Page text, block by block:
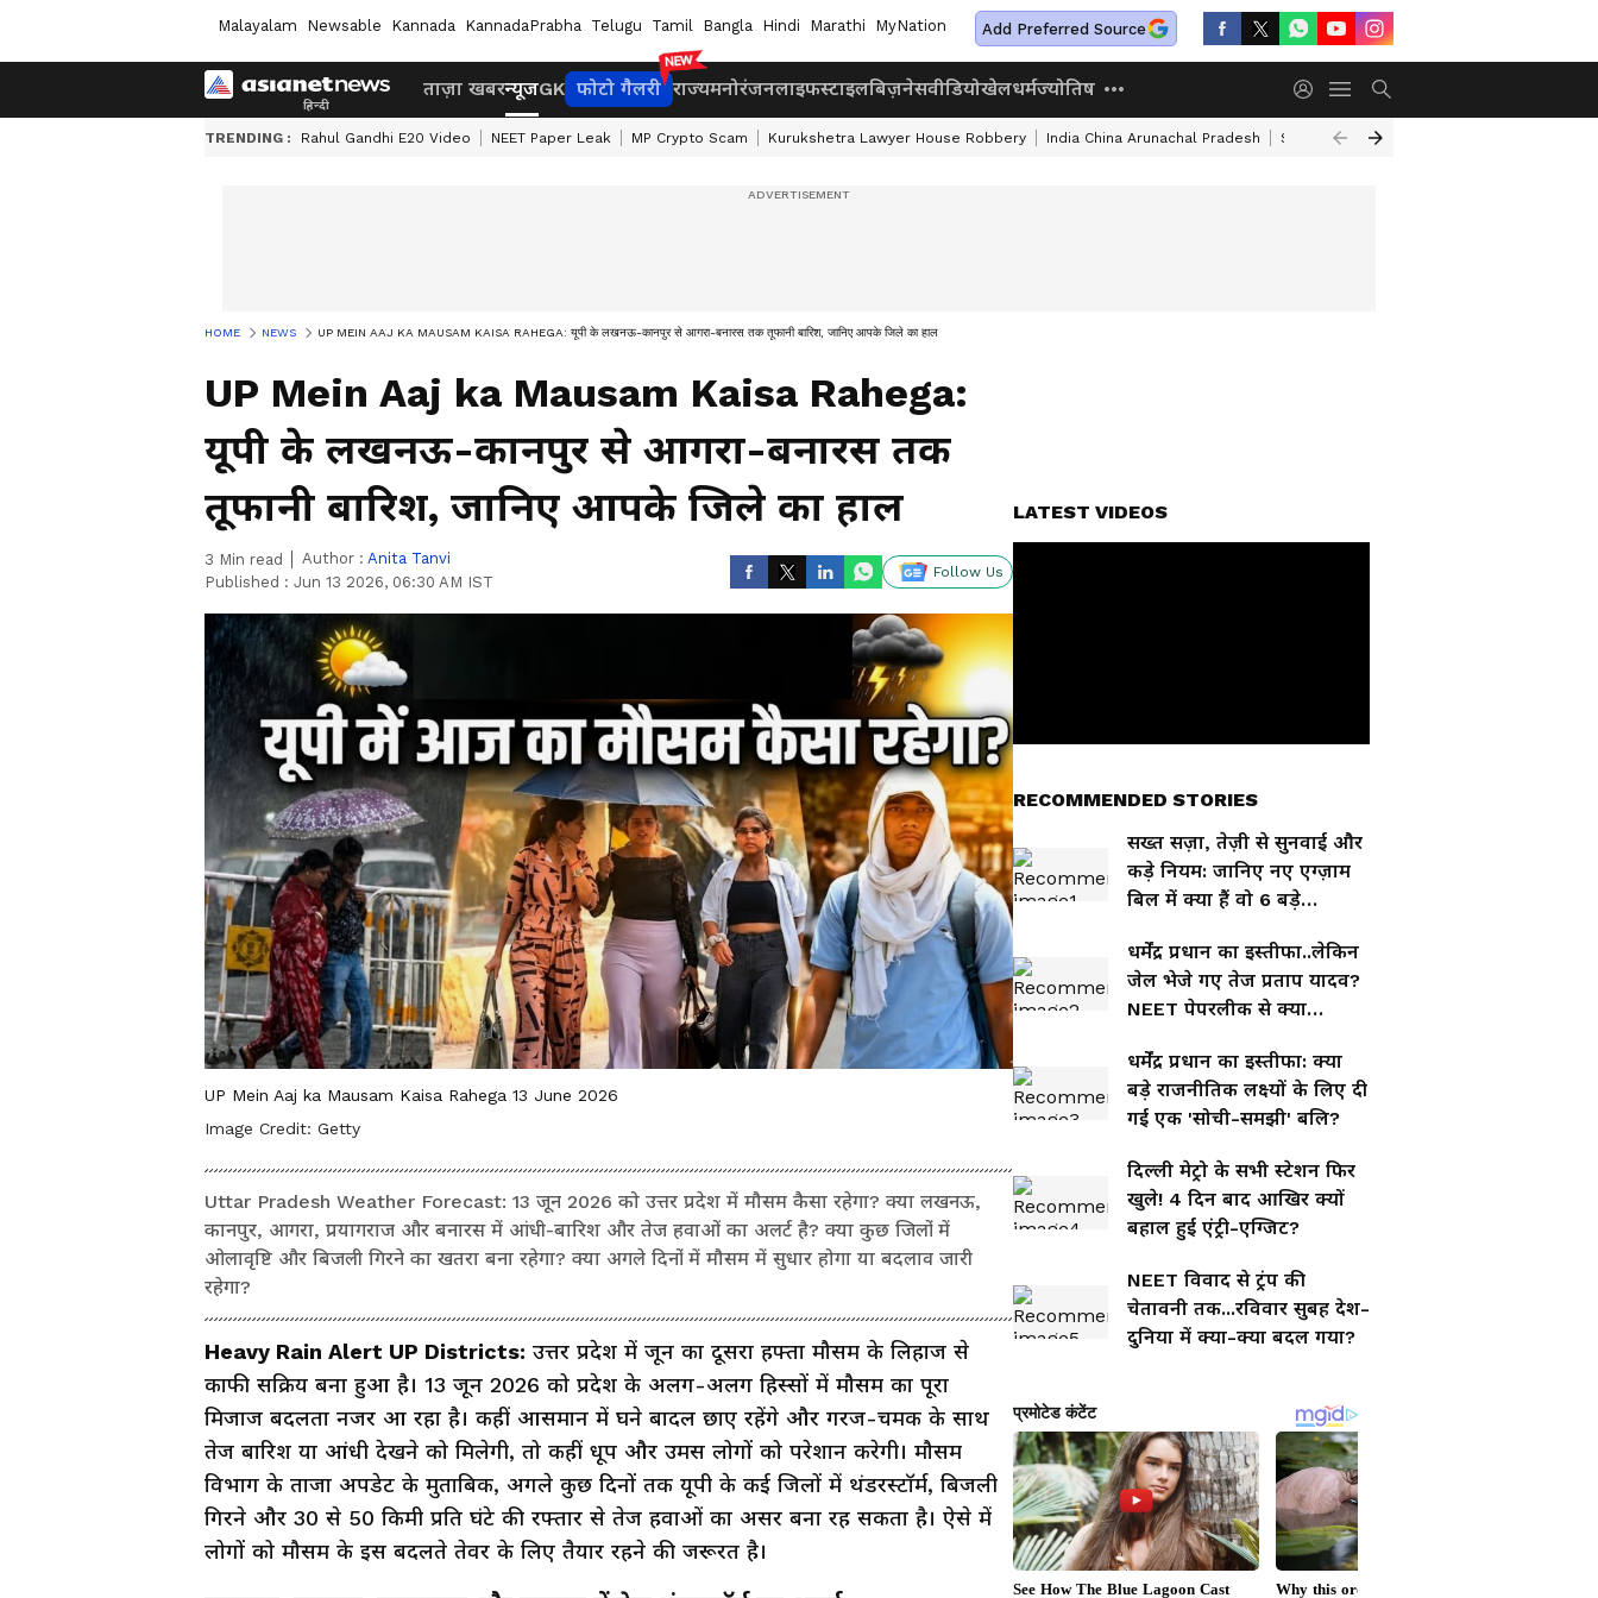
Malayalam Newsable Kannada KannadaPrabha Telugu Tamil Bangla Hindi Marathi MyNation Add Preferred Source
ताज़ा खबरन्यूजGK फोटो गैलरी राज्यमनोरंजनलाइफस्टाइलबिज़नेसवीडियोखेलधर्मज्योतिष
TRENDING : Rahul Gandhi E20 Video NEET Paper Leak MP Crypto Scam Kurukshetra Lawyer House Robbery India China Arunachal Pradesh Saudi Turkey Pakistan Defense Pact
HOME NEWS UP MEIN AAJ KA MAUSAM KAISA RAHEGA: यूपी के लखनऊ-कानपुर से आगरा-बनारस तक तूफानी बारिश, जानिए आपके जिले का हाल
UP Mein Aaj ka Mausam Kaisa Rahega:
यूपी के लखनऊ-कानपुर से आगरा-बनारस तक
तूफानी बारिश, जानिए आपके जिले का हाल
3 Min read Author : Anita Tanvi
Published : Jun 13 2026, 06:30 AM IST
Follow Us
UP Mein Aaj ka Mausam Kaisa Rahega 13 June 2026
Image Credit: Getty
Uttar Pradesh Weather Forecast: 13 जून 2026 को उत्तर प्रदेश में मौसम कैसा रहेगा? क्या लखनऊ,
कानपुर, आगरा, प्रयागराज और बनारस में आंधी-बारिश और तेज हवाओं का अलर्ट है? क्या कुछ जिलों में
ओलावृष्टि और बिजली गिरने का खतरा बना रहेगा? क्या अगले दिनों में मौसम में सुधार होगा या बदलाव जारी
रहेगा?
Heavy Rain Alert UP Districts: उत्तर प्रदेश में जून का दूसरा हफ्ता मौसम के लिहाज से
काफी सक्रिय बना हुआ है। 13 जून 2026 को प्रदेश के अलग-अलग हिस्सों में मौसम का पूरा
मिजाज बदलता नजर आ रहा है। कहीं आसमान में घने बादल छाए रहेंगे और गरज-चमक के साथ
तेज बारिश या आंधी देखने को मिलेगी, तो कहीं धूप और उमस लोगों को परेशान करेगी। मौसम
विभाग के ताजा अपडेट के मुताबिक, अगले कुछ दिनों तक यूपी के कई जिलों में थंडरस्टॉर्म, बिजली
गिरने और 30 से 50 किमी प्रति घंटे की रफ्तार से तेज हवाओं का असर बना रह सकता है। ऐसे में
लोगों को मौसम के इस बदलते तेवर के लिए तैयार रहने की जरूरत है।
LATEST VIDEOS
RECOMMENDED STORIES
सख्त सज़ा, तेज़ी से सुनवाई और
कड़े नियम: जानिए नए एग्ज़ाम
बिल में क्या हैं वो 6 बड़े
धर्मेंद्र प्रधान का इस्तीफा..लेकिन
जेल भेजे गए तेज प्रताप यादव?
NEET पेपरलीक से क्या
धर्मेंद्र प्रधान का इस्तीफा: क्या
बड़े राजनीतिक लक्ष्यों के लिए दी
गई एक 'सोची-समझी' बलि?
दिल्ली मेट्रो के सभी स्टेशन फिर
खुले! 4 दिन बाद आखिर क्यों
बहाल हुई एंट्री-एग्जिट?
NEET विवाद से ट्रंप की
चेतावनी तक...रविवार सुबह देश-
दुनिया में क्या-क्या बदल गया?